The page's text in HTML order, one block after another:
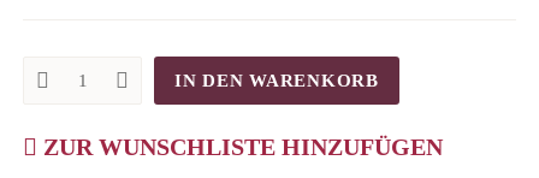
2
vom
Eifelrind
IN DEN WARENKORB
ZUR WUNSCHLISTE HINZUFÜGEN